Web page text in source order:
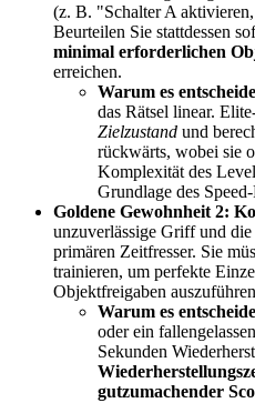
(z. B. "Schalter A
Beurteilen Sie stattdessen
minimal erforderlichen
erreichen.
Warum es
das Rätsel linear.
Zielzustand und
rückwärts, wobei sie
Komplexität des
Grundlage des
Goldene Gewohnheit 2:
unzuverlässige Griff und
primären Zeitfresser. Sie
trainieren, um perfekte
Objektfreigaben
Warum es
oder ein
Sekunden
gutzumachender